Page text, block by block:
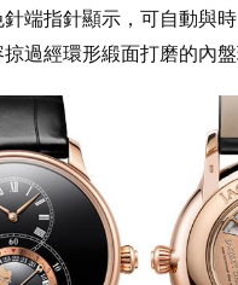
端指針顯示，可自動與
過經環形緞面打磨的內盤